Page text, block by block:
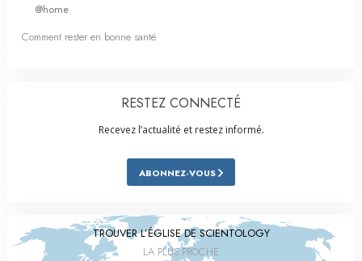
@home
Comment rester en bonne santé
RESTEZ CONNECTÉ
Recevez l’actualité et restez informé.
ABONNEZ-VOUS
TROUVER L’ÉGLISE DE SCIENTOLOGY
LA PLUS PROCHE